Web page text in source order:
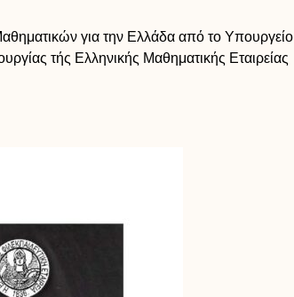
για την Ελλάδα από το Υπουργείο
τής Ελληνικής Μαθηματικής Εταιρείας